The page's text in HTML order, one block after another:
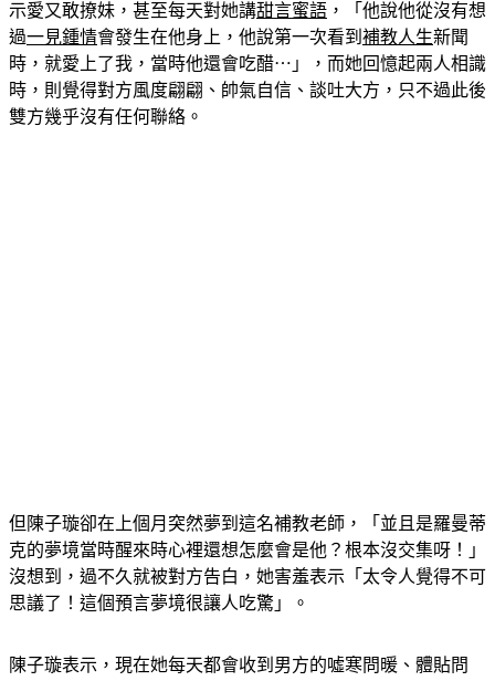
示愛又敢撩妹，甚至每天對她講甜言蜜語 ，「他說他從沒有想
過一見鍾情會發生在他身上，他說第一次看到 補教人生新聞
時，就愛上了我，當時他還會吃醋⋯」，而她回憶起兩人相識
時，則覺得對方風度翩翩、帥氣自信、談吐大方，只不過此後
雙方幾乎沒有任何聯絡。
但陳子璇卻在上個月突然夢到這名補教老師，「並且是羅曼蒂
克的夢境當時醒來時心裡還想怎麼會是他？根本沒交集呀！」
沒想到，過不久就被對方告白，她害羞表示「太令人覺得不可
思議了！這個預言夢境很讓人吃驚」。
陳子璇表示，現在她每天都會收到男方的噓寒問暖、體貼問